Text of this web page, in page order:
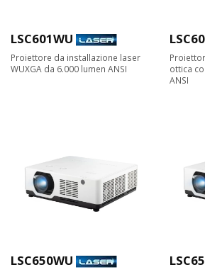
LSC601WU
Proiettore da installazione laser
WUXGA da 6.000 lumen ANSI
ottica
ANSI
LSC650WU